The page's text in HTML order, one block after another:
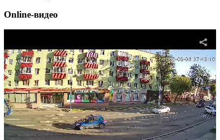
Online-видео